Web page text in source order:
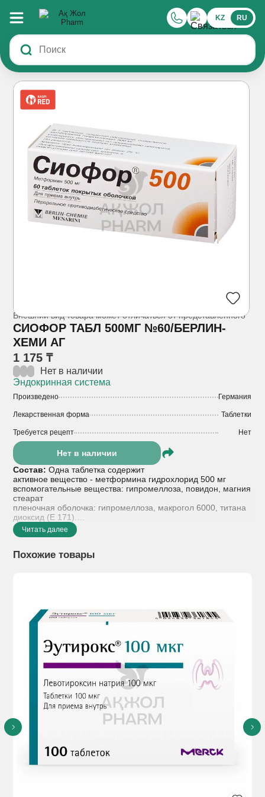
KZ RU
Внешний вид товара может отличаться от представленного
СИОФОР ТАБЛ 500МГ №60/БЕРЛИН-
ХЕМИ АГ
1 175 ₸
Нет в наличии
Эндокринная система
Произведено Германия
Лекарственная форма Таблетки
Требуется рецепт Нет
Нет в наличии
Состав:Одна таблетка содержит
активное вещество - метформина гидрохлорид 500 мг
вспомогательные вещества: гипромеллоза, повидон, магния
стеарат
пленочная оболочка: гипромеллоза, макрогол 6000, титана
диоксид (E 171).
Лекарственная форма:
плазме натощак (IFG) и у следующих лиц: <60 лет, с ИМТ
≥30 кг/м2, с семейным анамнезом диабета у ближайших
снижением холестерина ЛВП, гипертонией, HbA1c ≥6,0%, с
гестационным диабетом в анамнезе).
Лечение при сахарном диабете 2-го типа, особенно у
пациентов с избыточной массой тела, для надлежащего
контроля уровня глюкозы в крови.
- У взрослых с сахарным диабетом 2 типа препарат
Сиофор® 850 можно применять в качестве монотерапии
или в сочетании с другими противодиабетическими
средствами, принимаемым внутрь, а также с инсулином.
- У детей старше 10 лет и подростков с сахарным диабетом
2 типа препарат Сиофор® 850 можно применять в качестве
средства монотерапии или в комбинации с инсулином.
Показано, что у взрослых пациентов с сахарным диабетом 2
типа и избыточной массой тела, принимающих метформина
Читать далее
Похожие товары